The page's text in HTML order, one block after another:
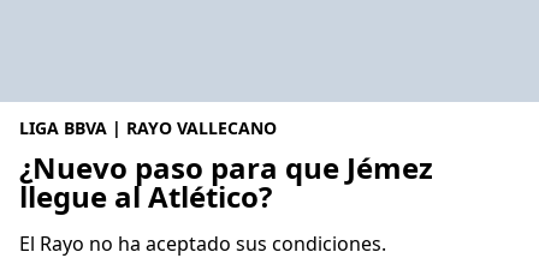
LIGA BBVA | RAYO VALLECANO
¿Nuevo paso para que Jémez
llegue al Atlético?
El Rayo no ha aceptado sus condiciones.